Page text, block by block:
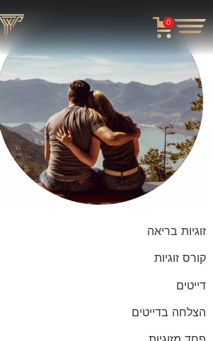
0
זוגיות בריאה
קורס זוגיות
דייטים
הצלחה בדייטים